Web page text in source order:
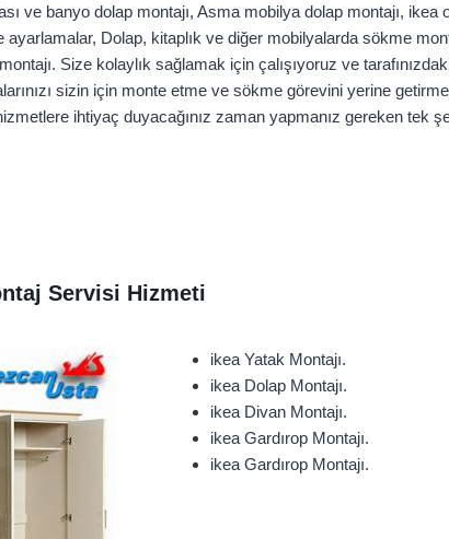
ve banyo dolap montajı, Asma mobilya dolap montajı, ikea
ayarlamalar, Dolap, kitaplık ve diğer mobilyalarda sökme
Size kolaylık sağlamak için çalışıyoruz ve
sizin için monte etme ve sökme görevini yerine
ihtiyaç duyacağınız zaman yapmanız gereken tek
Servisi Hizmeti
ikea Yatak Montajı.
ikea Dolap Montajı.
ikea Divan Montajı.
ikea Gardırop Montajı.
ikea Gardırop Montajı.